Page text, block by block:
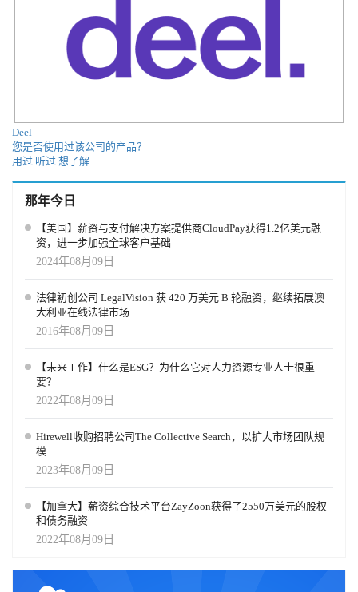
Deel
您是否使用过该公司的产品？
用过 听过 想了解
那年今日
【美国】薪资与支付解决方案提供商CloudPay获得1.2亿美元融
资，进一步加强全球客户基础
2024年08月09日
法律初创公司 LegalVision 获 420 万美元 B 轮融资，继续拓展澳
大利亚在线法律市场
2016年08月09日
【未来工作】什么是ESG？为什么它对人力资源专业人士很重
要？
2022年08月09日
Hirewell收购招聘公司The Collective Search，以扩大市场团队规
模
2023年08月09日
【加拿大】薪资综合技术平台ZayZoon获得了2550万美元的股权
和债务融资
2022年08月09日